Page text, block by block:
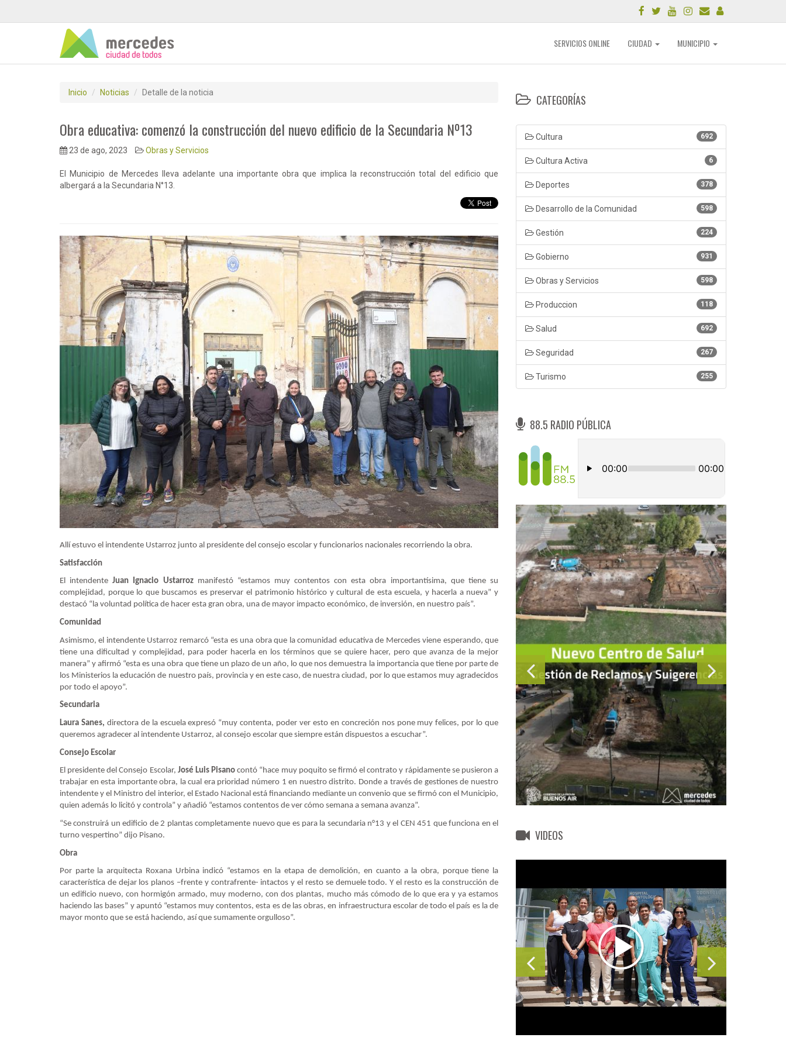
SERVICIOS ONLINE CIUDAD MUNICIPIO
Inicio Noticias Detalle de la noticia
Obra educativa: comenzó la construcción del nuevo edificio de la Secundaria Nº13
23 de ago, 2023 Obras y Servicios
El Municipio de Mercedes lleva adelante una importante obra que implica la reconstrucción total del edificio que
albergará a la Secundaria N°13.
Allí estuvo el intendente Ustarroz junto al presidente del consejo escolar y funcionarios nacionales recorriendo la obra.
Satisfacción
El intendenteJuan Ignacio Ustarroz manifestó “estamos muy contentos con esta obra importantísima, que tiene su
complejidad, porque lo que buscamos es preservar el patrimonio histórico y cultural de esta escuela, y hacerla a nueva” y
destacó “la voluntad política de hacer esta gran obra, una de mayor impacto económico, de inversión, en nuestro país”.
Comunidad
Asimismo, el intendente Ustarroz remarcó “esta es una obra que la comunidad educativa de Mercedes viene esperando, que
tiene una dificultad y complejidad, para poder hacerla en los términos que se quiere hacer, pero que avanza de la mejor
manera” y afirmó “esta es una obra que tiene un plazo de un año, lo que nos demuestra la importancia que tiene por parte de
los Ministerios la educación de nuestro país, provincia y en este caso, de nuestra ciudad, por lo que estamos muy agradecidos
por todo el apoyo”.
Secundaria
Laura Sanes, directora de la escuela expresó “muy contenta, poder ver esto en concreción nos pone muy felices, por lo que
queremos agradecer al intendente Ustarroz, al consejo escolar que siempre están dispuestos a escuchar”.
Consejo Escolar
El presidente del Consejo Escolar, José Luis Pisano contó “hace muy poquito se firmó el contrato y rápidamente se pusieron a
trabajar en esta importante obra, la cual era prioridad número 1 en nuestro distrito. Donde a través de gestiones de nuestro
intendente y el Ministro del interior, el Estado Nacional está financiando mediante un convenio que se firmó con el Municipio,
quien además lo licitó y controla” y añadió “estamos contentos de ver cómo semana a semana avanza”.
“Se construirá un edificio de 2 plantas completamente nuevo que es para la secundaria n°13 y el CEN 451 que funciona en el
turno vespertino” dijo Pisano.
Obra
Por parte la arquitecta Roxana Urbina indicó “estamos en la etapa de demolición, en cuanto a la obra, porque tiene la
característica de dejar los planos –frente y contrafrente- intactos y el resto se demuele todo. Y el resto es la construcción de
un edificio nuevo, con hormigón armado, muy moderno, con dos plantas, mucho más cómodo de lo que era y ya estamos
haciendo las bases” y apuntó “estamos muy contentos, esta es de las obras, en infraestructura escolar de todo el país es la de
mayor monto que se está haciendo, así que sumamente orgulloso”.
CATEGORÍAS
692
Cultura
6
Cultura Activa
378
Deportes
598
Desarrollo de la Comunidad
224
Gestión
931
Gobierno
598
Obras y Servicios
118
Produccion
692
Salud
267
Seguridad
255
Turismo
88.5 RADIO PÚBLICA
VIDEOS